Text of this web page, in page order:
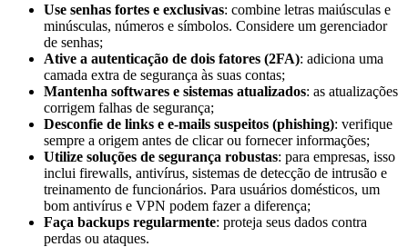
Use senhas fortes e exclusivas: combine letras maiúsculas e
minúsculas, números e símbolos. Considere um gerenciador
de senhas;
Ative a autenticação de dois fatores (2FA): adiciona uma
camada extra de segurança às suas contas;
Mantenha softwares e sistemas atualizados: as atualizações
corrigem falhas de segurança;
Desconfie de links e e-mails suspeitos (phishing): verifique
sempre a origem antes de clicar ou fornecer informações;
Utilize soluções de segurança robustas: para empresas, isso
inclui firewalls, antivírus, sistemas de detecção de intrusão e
treinamento de funcionários. Para usuários domésticos, um
bom antivírus e VPN podem fazer a diferença;
Faça backups regularmente: proteja seus dados contra
perdas ou ataques.